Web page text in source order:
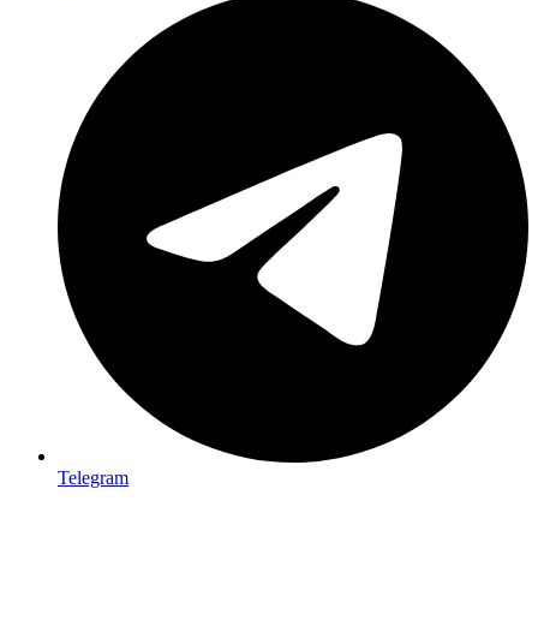
Telegram